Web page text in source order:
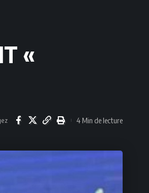
«
4 Min de lecture